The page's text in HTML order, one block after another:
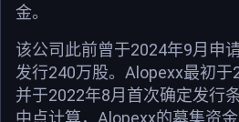
金。
该公司此前曾于2024年9月申
发行240万股。Alopexx最初于
并于2022年8月首次确定发行
中点计算，Alopexx的募集资